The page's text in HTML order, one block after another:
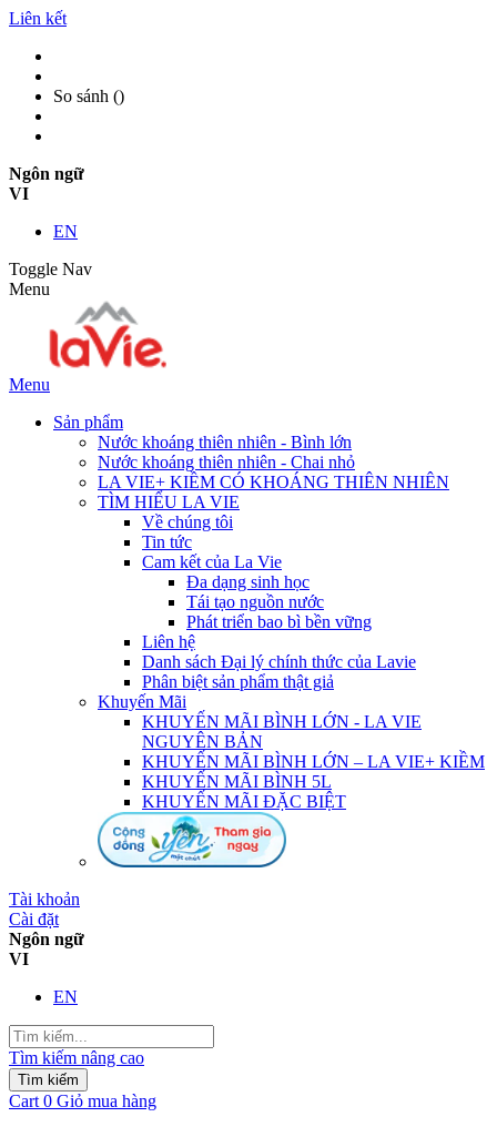
Liên kết
So sánh ()
Ngôn ngữ
VI
EN
Toggle Nav
Menu
Menu
Sản phẩm
Nước khoáng thiên nhiên - Bình lớn
Nước khoáng thiên nhiên - Chai nhỏ
LA VIE+ KIỀM CÓ KHOÁNG THIÊN NHIÊN
TÌM HIỂU LA VIE
Về chúng tôi
Tin tức
Cam kết của La Vie
Đa dạng sinh học
Tái tạo nguồn nước
Phát triển bao bì bền vững
Liên hệ
Danh sách Đại lý chính thức của Lavie
Phân biệt sản phẩm thật giả
Khuyến Mãi
KHUYẾN MÃI BÌNH LỚN - LA VIE
NGUYÊN BẢN
KHUYẾN MÃI BÌNH LỚN – LA VIE+ KIỀM
KHUYẾN MÃI BÌNH 5L
KHUYẾN MÃI ĐẶC BIỆT
Tài khoản
Cài đặt
Ngôn ngữ
VI
EN
Tìm kiếm nâng cao
Tìm kiếm
Cart 0 Giỏ mua hàng